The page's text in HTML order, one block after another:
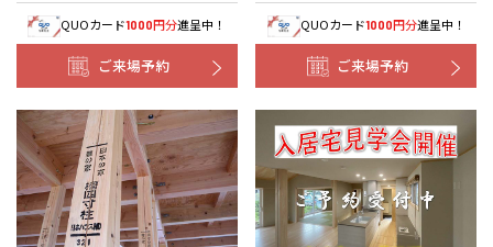
QUOカード1000円分進呈中！
ご来場予約
QUOカード1000円分進呈中！
ご来場予約